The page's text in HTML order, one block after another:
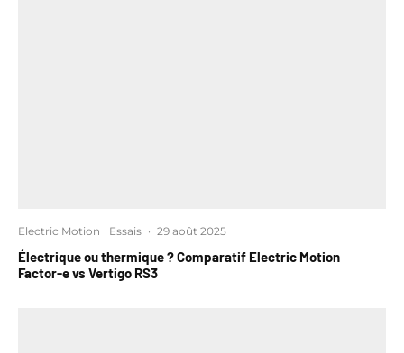
Electric Motion Essais · 29 août 2025
Électrique ou thermique ? Comparatif Electric Motion
Factor-e vs Vertigo RS3